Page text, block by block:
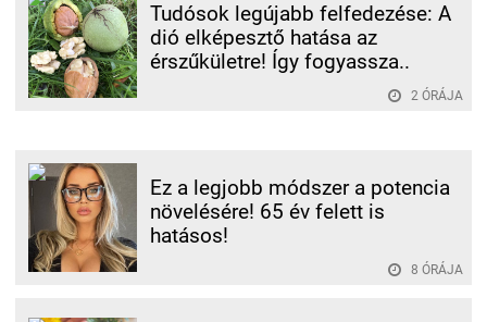
Tudósok legújabb felfedezése: A
dió elképesztő hatása az
érszűkületre! Így fogyassza..
2 ÓRÁJA
Ez a legjobb módszer a potencia
növelésére! 65 év felett is
hatásos!
8 ÓRÁJA